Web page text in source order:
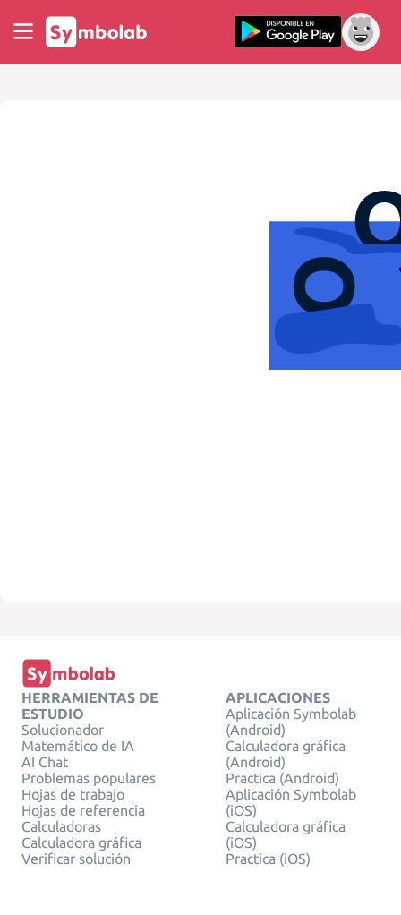
HERRAMIENTAS DE
ESTUDIO
Solucionador
Matemático de IA
AI Chat
Problemas populares
Hojas de trabajo
Hojas de referencia
Calculadoras
Calculadora gráfica
Verificar solución
APLICACIONES
Aplicación Symbolab
(Android)
Calculadora gráfica
(Android)
Practica (Android)
Aplicación Symbolab
(iOS)
Calculadora gráfica
(iOS)
Practica (iOS)